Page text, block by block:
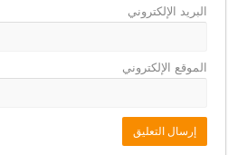
البريد الإلكتروني
الموقع الإلكتروني